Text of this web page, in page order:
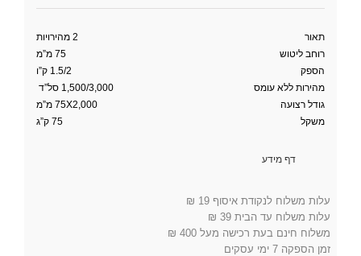
2 מהירויות
תאור
75 מ”מ
רוחב ליטוש
1.5/2 ק”ו
הספק
1,500/3,000 סל”ד
מהירות ללא עומס
75X2,000 מ”מ
גודל רצועה
75 ק”ג
משקל
דף מידע
עלות משלוח לנקודת איסוף 19 ₪
עלות משלוח עד הבית 39 ₪
משלוח חינם בעת רכישה מעל 400 ₪
זמן הספקה 7 ימי עסקים